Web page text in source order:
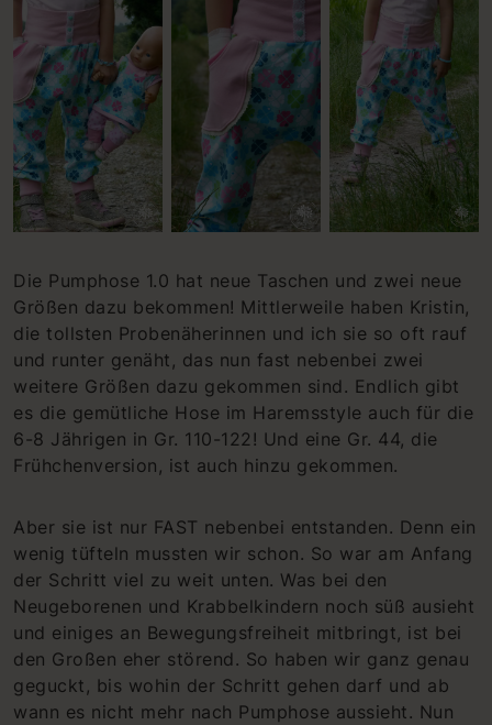
Die Pumphose 1.0 hat neue Taschen und zwei neue
Größen dazu bekommen! Mittlerweile haben Kristin,
die tollsten Probenäherinnen und ich sie so oft rauf
und runter genäht, das nun fast nebenbei zwei
weitere Größen dazu gekommen sind. Endlich gibt
es die gemütliche Hose im Haremsstyle auch für die
6-8 Jährigen in Gr. 110-122! Und eine Gr. 44, die
Frühchenversion, ist auch hinzu gekommen.
Aber sie ist nur FAST nebenbei entstanden. Denn ein
wenig tüfteln mussten wir schon. So war am Anfang
der Schritt viel zu weit unten. Was bei den
Neugeborenen und Krabbelkindern noch süß ausieht
und einiges an Bewegungsfreiheit mitbringt, ist bei
den Großen eher störend. So haben wir ganz genau
geguckt, bis wohin der Schritt gehen darf und ab
wann es nicht mehr nach Pumphose aussieht. Nun